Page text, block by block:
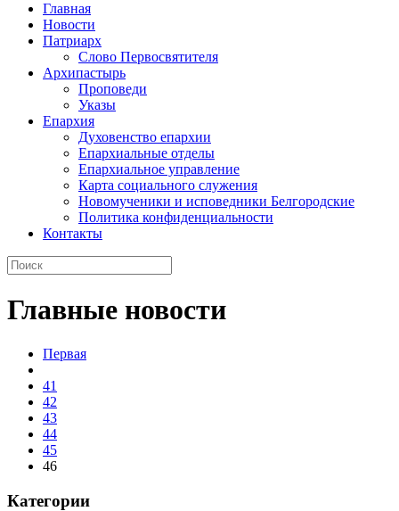
Главная
Новости
Патриарх
Слово Первосвятителя
Архипастырь
Проповеди
Указы
Епархия
Духовенство епархии
Епархиальные отделы
Епархиальное управление
Карта социального служения
Новомученики и исповедники Белгородские
Политика конфиденциальности
Контакты
Главные новости
Первая
41
42
43
44
45
46
Категории